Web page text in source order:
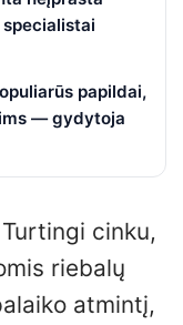
papildai,
— gydytoja
Turtingi cinku,
riebalų
atmintį,